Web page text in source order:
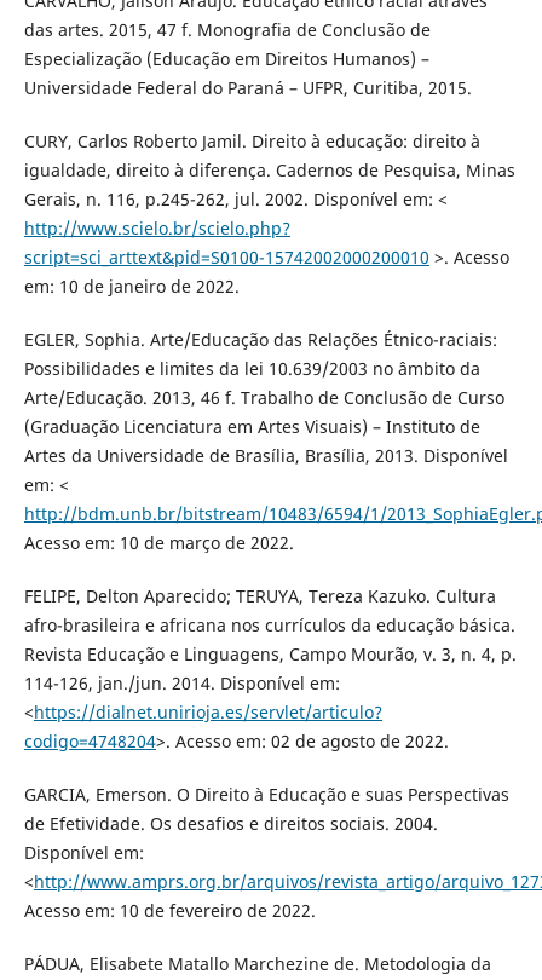
das artes. 2015, 47 f. Monografia de Conclusão de
Especialização (Educação em Direitos Humanos) –
Universidade Federal do Paraná – UFPR, Curitiba, 2015.
CURY, Carlos Roberto Jamil. Direito à educação: direito à
igualdade, direito à diferença. Cadernos de Pesquisa, Minas
Gerais, n. 116, p.245-262, jul. 2002. Disponível em: <
http://www.scielo.br/scielo.php?
script=sci_arttext&pid=S0100-15742002000200010 >. Acesso
em: 10 de janeiro de 2022.
EGLER, Sophia. Arte/Educação das Relações Étnico-raciais:
Possibilidades e limites da lei 10.639/2003 no âmbito da
Arte/Educação. 2013, 46 f. Trabalho de Conclusão de Curso
(Graduação Licenciatura em Artes Visuais) – Instituto de
Artes da Universidade de Brasília, Brasília, 2013. Disponível
em: <
http://bdm.unb.br/bitstream/10483/6594/1/
Acesso em: 10 de março de 2022.
FELIPE, Delton Aparecido; TERUYA, Tereza Kazuko. Cultura
afro-brasileira e africana nos currículos da educação básica.
Revista Educação e Linguagens, Campo Mourão, v. 3, n. 4, p.
114-126, jan./jun. 2014. Disponível em:
<https://dialnet.unirioja.es/servlet/articulo?
codigo=4748204>. Acesso em: 02 de agosto de 2022.
GARCIA, Emerson. O Direito à Educação e suas Perspectivas
de Efetividade. Os desafios e direitos sociais. 2004.
Disponível em:
<http://www.amprs.org.br/arquivos/revista_artigo/
Acesso em: 10 de fevereiro de 2022.
PÁDUA, Elisabete Matallo Marchezine de. Metodologia da